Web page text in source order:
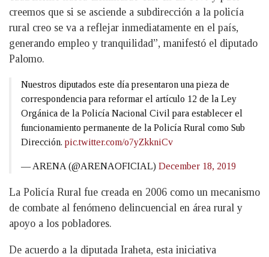
creemos que si se asciende a subdirección a la policía
rural creo se va a reflejar inmediatamente en el país,
generando empleo y tranquilidad”, manifestó el diputado
Palomo.
Nuestros diputados este día presentaron una pieza de
correspondencia para reformar el artículo 12 de la Ley
Orgánica de la Policía Nacional Civil para establecer el
funcionamiento permanente de la Policía Rural como Sub
Dirección. pic.twitter.com/o7yZkkniCv
— ARENA (@ARENAOFICIAL) December 18, 2019
La Policía Rural fue creada en 2006 como un mecanismo
de combate al fenómeno delincuencial en área rural y
apoyo a los pobladores.
De acuerdo a la diputada Iraheta, esta iniciativa